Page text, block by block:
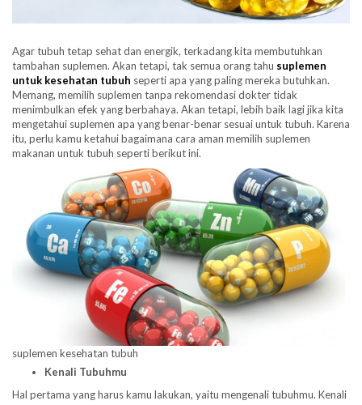
Agar tubuh tetap sehat dan energik, terkadang kita membutuhkan
tambahan suplemen. Akan tetapi, tak semua orang tahu suplemen
untuk kesehatan tubuh seperti apa yang paling mereka butuhkan.
Memang, memilih suplemen tanpa rekomendasi dokter tidak
menimbulkan efek yang berbahaya. Akan tetapi, lebih baik lagi jika kita
mengetahui suplemen apa yang benar-benar sesuai untuk tubuh. Karena
itu, perlu kamu ketahui bagaimana cara aman memilih suplemen
makanan untuk tubuh seperti berikut ini.
suplemen kesehatan tubuh
Kenali Tubuhmu
Hal pertama yang harus kamu lakukan, yaitu mengenali tubuhmu. Kenali